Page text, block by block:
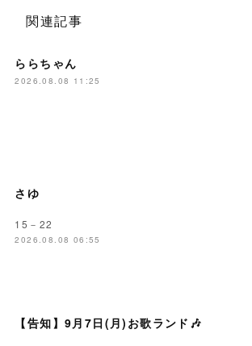
関連記事
ららちゃん
2026.08.08 11:25
さゆ
15－22
2026.08.08 06:55
【告知】9月7日(月)お歌ランド🎶